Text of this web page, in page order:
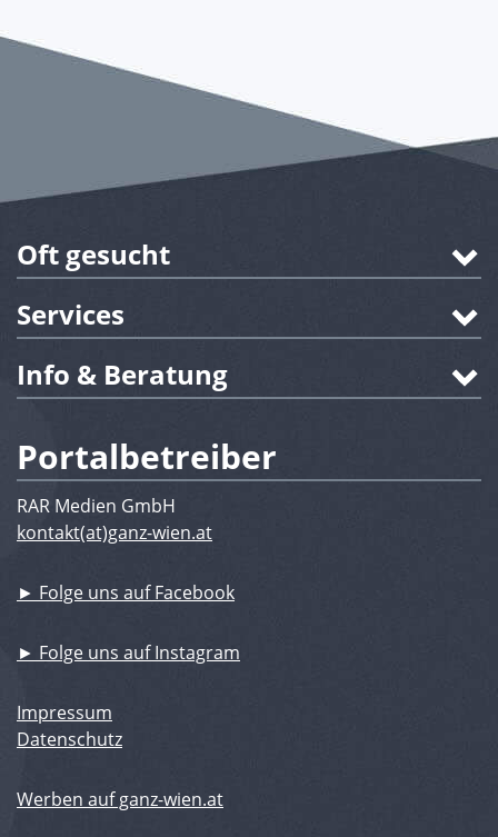
Oft gesucht
Services
Info & Beratung
Portalbetreiber
RAR Medien GmbH
kontakt(at)ganz-wien.at
► Folge uns auf Facebook
► Folge uns auf Instagram
Impressum
Datenschutz
Werben auf ganz-wien.at